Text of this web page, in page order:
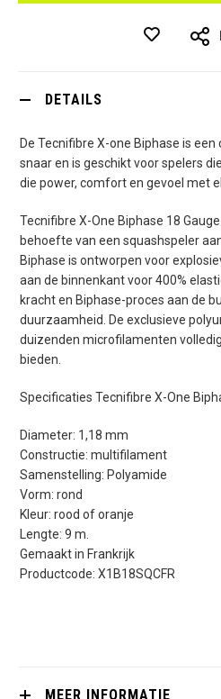
DETAILS
De Tecnifibre X-one Biphase is
snaar en is geschikt voor spelers
die power, comfort en gevoel met
Tecnifibre X-One Biphase 18
behoefte van een squashspeler
Biphase is ontworpen voor
aan de binnenkant voor 400%
kracht en Biphase-proces aan de
duurzaamheid. De exclusieve
duizenden microfilamenten
bieden.
Specificaties Tecnifibre X-One
Diameter: 1,18 mm
Constructie: multifilament
Samenstelling: Polyamide
Vorm: rond
Kleur: rood of oranje
Lengte: 9 m.
Gemaakt in Frankrijk
Productcode: X1B18SQCFR
MEER INFORMATIE